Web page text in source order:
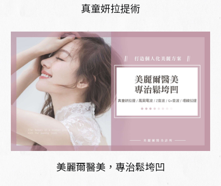
真童妍拉提術
美麗爾醫美，專治鬆垮凹